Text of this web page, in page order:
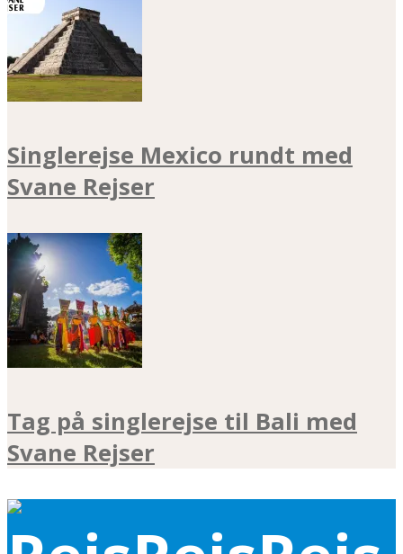
Singlerejse Mexico rundt med
Svane Rejser
Tag på singlerejse til Bali med
Svane Rejser